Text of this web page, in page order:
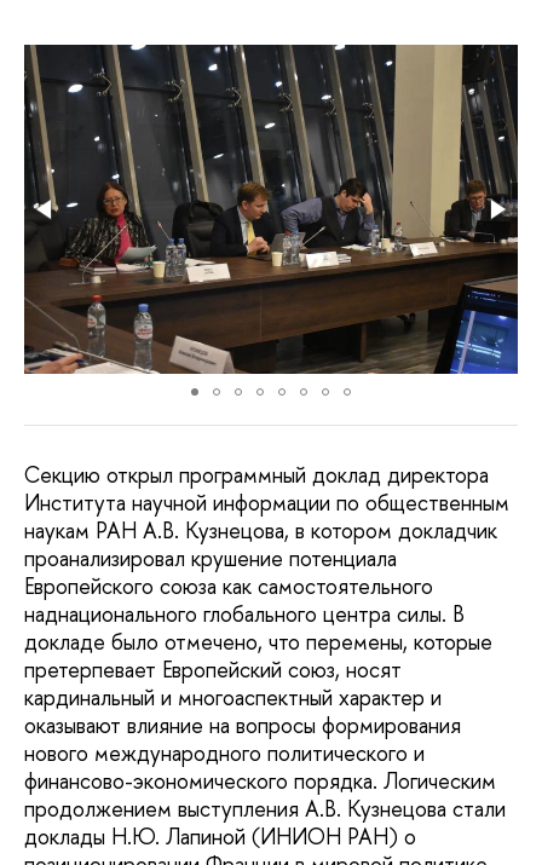
Секцию открыл программный доклад директора
Института научной информации по общественным
наукам РАН А.В. Кузнецова, в котором докладчик
проанализировал крушение потенциала
Европейского союза как самостоятельного
наднационального глобального центра силы. В
докладе было отмечено, что перемены, которые
претерпевает Европейский союз, носят
кардинальный и многоаспектный характер и
оказывают влияние на вопросы формирования
нового международного политического и
финансово-экономического порядка. Логическим
продолжением выступления А.В. Кузнецова стали
доклады Н.Ю. Лапиной (ИНИОН РАН) о